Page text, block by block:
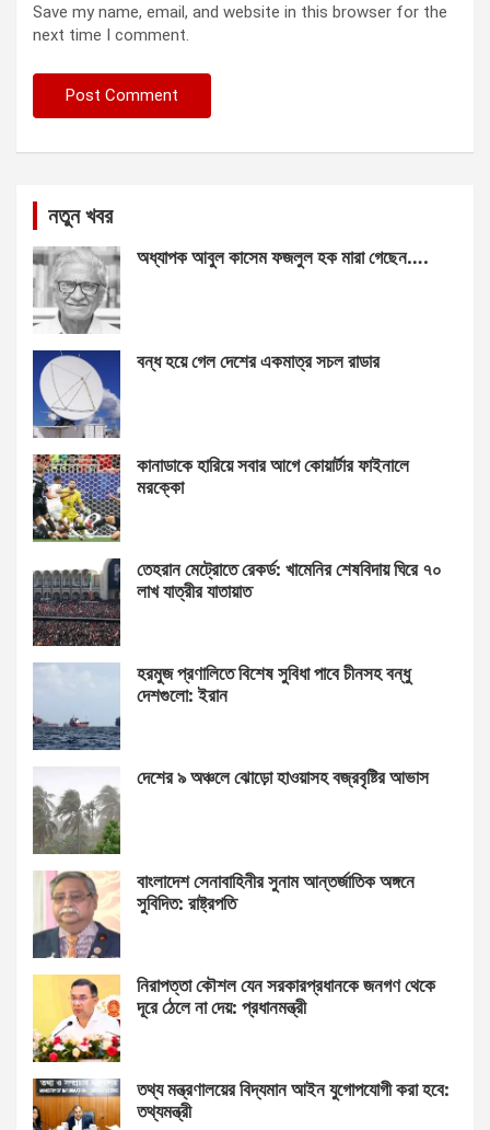
Save my name, email, and website in this browser for the
next time I comment.
নতুন খবর
অধ্যাপক আবুল কাসেম ফজলুল হক মারা গেছেন….
বন্ধ হয়ে গেল দেশের একমাত্র সচল রাডার
কানাডাকে হারিয়ে সবার আগে কোয়ার্টার ফাইনালে
মরক্কো
তেহরান মেট্রোতে রেকর্ড: খামেনির শেষবিদায় ঘিরে ৭০
লাখ যাত্রীর যাতায়াত
হরমুজ প্রণালিতে বিশেষ সুবিধা পাবে চীনসহ বন্ধু
দেশগুলো: ইরান
দেশের ৯ অঞ্চলে ঝোড়ো হাওয়াসহ বজ্রবৃষ্টির আভাস
বাংলাদেশ সেনাবাহিনীর সুনাম আন্তর্জাতিক অঙ্গনে
সুবিদিত: রাষ্ট্রপতি
নিরাপত্তা কৌশল যেন সরকারপ্রধানকে জনগণ থেকে
দূরে ঠেলে না দেয়: প্রধানমন্ত্রী
তথ্য মন্ত্রণালয়ের বিদ্যমান আইন যুগোপযোগী করা হবে:
তথ্যমন্ত্রী